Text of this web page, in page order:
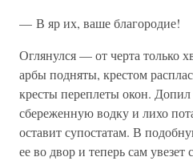
— В яр их, ваше благородие!
Оглянулся — от черта только
арбы подняты, крестом
кресты переплеты окон.
сбереженную водку и лихо
оставит супостатам. В
ее во двор и теперь сам